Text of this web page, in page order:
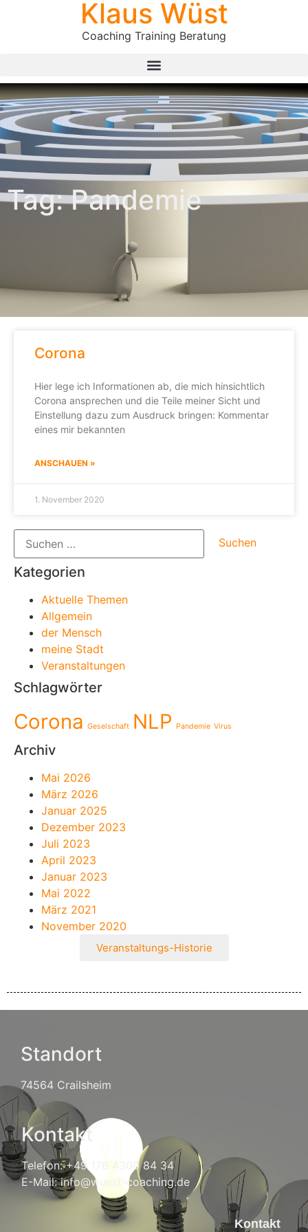
Klaus Wüst
Coaching Training Beratung
Tag: Pandemie
Corona
Hier lege ich Informationen ab, die mich hinsichtlich
Corona ansprechen und die Teile meiner Sicht und
Einstellung dazu zum Ausdruck bringen: Kommentar
eines mir bekannten
ANSCHAUEN »
1. November 2020
Kategorien
Aktuelle Themen
Allgemein
der Mensch
meine Stadt
Veranstaltungen
Schlagwörter
Corona Geselschaft NLP Pandemie Virus
Archiv
Mai 2026
März 2026
Januar 2025
Dezember 2023
Juli 2023
April 2023
Januar 2023
Mai 2022
März 2021
November 2020
Veranstaltungs-Historie
Standort
74564 Crailsheim
Kontakt
Telefon: +49 176 4300 84 34
E-Mail: info@wuest-coaching.de
Kontakt